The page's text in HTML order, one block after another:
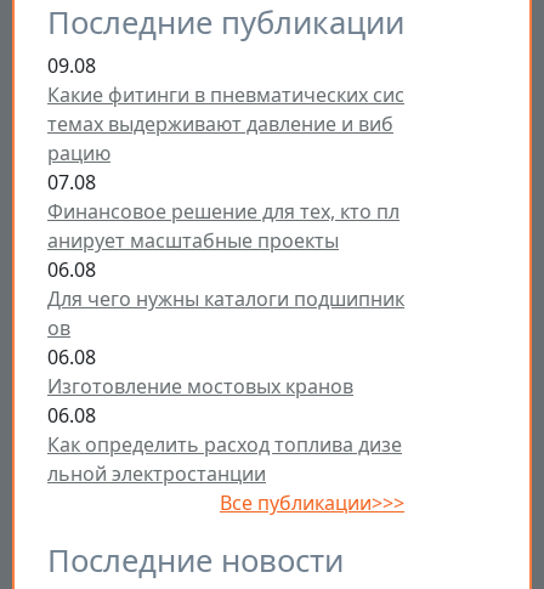
Последние публикации
09.08
Какие фитинги в пневматических сис
темах выдерживают давление и виб
рацию
07.08
Финансовое решение для тех, кто пл
анирует масштабные проекты
06.08
Для чего нужны каталоги подшипник
ов
06.08
Изготовление мостовых кранов
06.08
Как определить расход топлива дизе
льной электростанции
Все публикации>>>
Последние новости